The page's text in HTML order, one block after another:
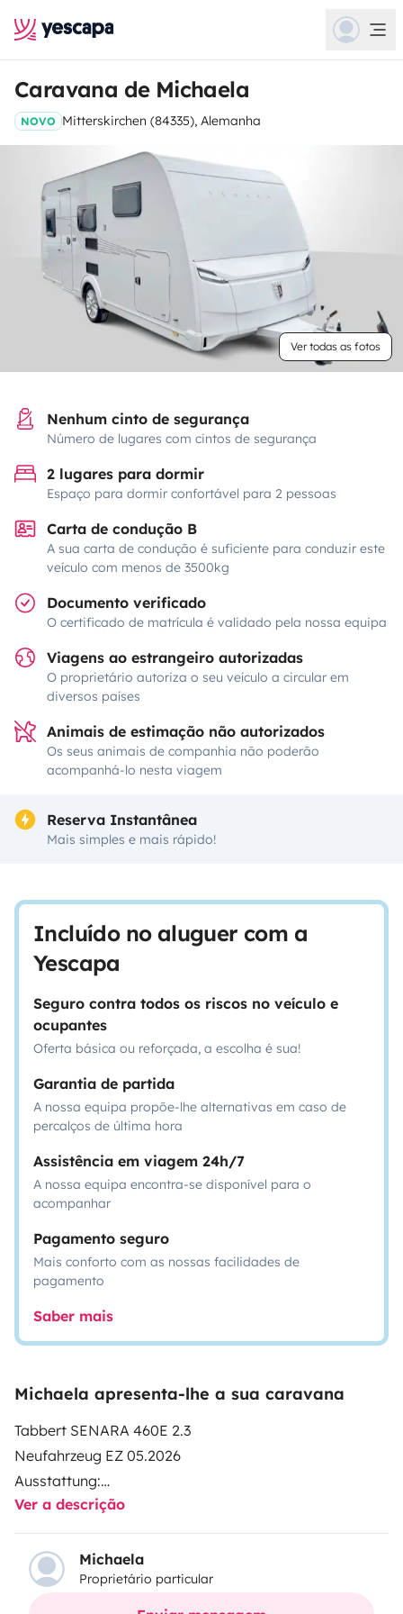
Caravana de Michaela
NOVO Mitterskirchen (84335), Alemanha
Ver todas as fotos
Nenhum cinto de segurança
Número de lugares com cintos de segurança
2 lugares para dormir
Espaço para dormir confortável para 2 pessoas
Carta de condução B
A sua carta de condução é suficiente para conduzir este
veículo com menos de 3500kg
Documento verificado
O certificado de matrícula é validado pela nossa equipa
Viagens ao estrangeiro autorizadas
O proprietário autoriza o seu veículo a circular em
diversos países
Animais de estimação não autorizados
Os seus animais de companhia não poderão
acompanhá-lo nesta viagem
Reserva Instantânea
Mais simples e mais rápido!
Incluído no aluguer com a
Yescapa
Seguro contra todos os riscos no veículo e
ocupantes
Oferta básica ou reforçada, a escolha é sua!
Garantia de partida
A nossa equipa propõe-lhe alternativas em caso de
percalços de última hora
Assistência em viagem 24h/7
A nossa equipa encontra-se disponível para o
acompanhar
Pagamento seguro
Mais conforto com as nossas facilidades de
pagamento
Saber mais
Michaela apresenta-lhe a sua caravana
Tabbert SENARA 460E 2.3
Neufahrzeug EZ 05.2026
Ausstattung:
-Klima
-Markies
-Fahrradträger
-Garagenwagen links und rechts 80x80cm
-Aufbautüre Tabbert Premium
Ver a descrição
Michaela
Proprietário particular